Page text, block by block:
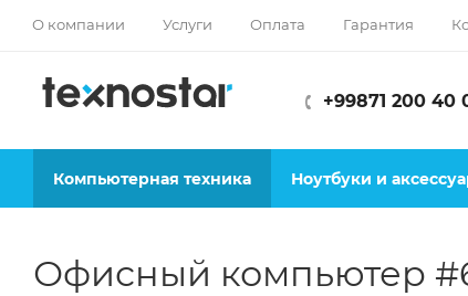
О компании Услуги Оплата Гарантия
+99871 200 40
Компьютерная техника Ноутбуки и
Офисный компьютер